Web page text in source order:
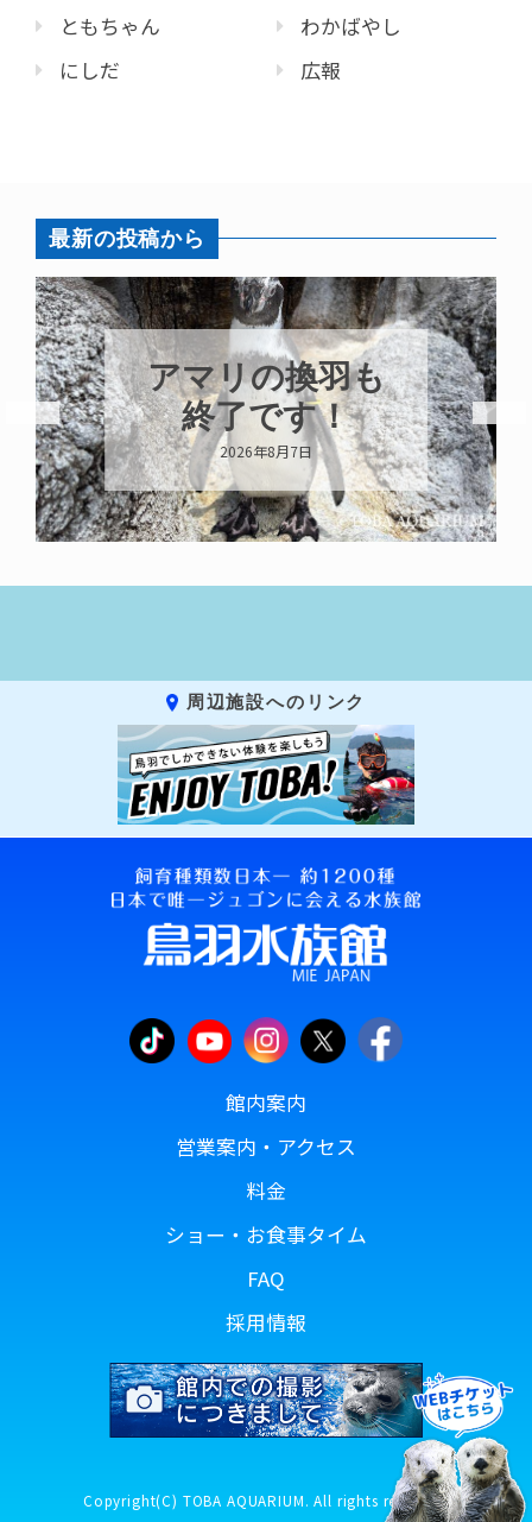
ともちゃん
にしだ
わかばやし
広報
最新の投稿から
アマリの換羽も
終了です！
2026年8月7日
周辺施設へのリンク
館内案内
営業案内・アクセス
料金
ショー・お食事タイム
FAQ
採用情報
Copyright(C) TOBA AQUARIUM. All rights reserved.